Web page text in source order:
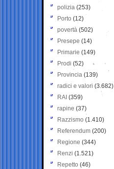
polizia (253)
Porto (12)
povertà (502)
Presepe (14)
Primarie (149)
Prodi (52)
Provincia (139)
radici e valori (3.682)
RAI (359)
rapine (37)
Razzismo (1.410)
Referendum (200)
Regione (344)
Renzi (1.521)
Repetto (46)